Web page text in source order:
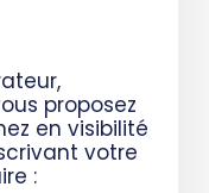
proposez
en visibilité
votre
: